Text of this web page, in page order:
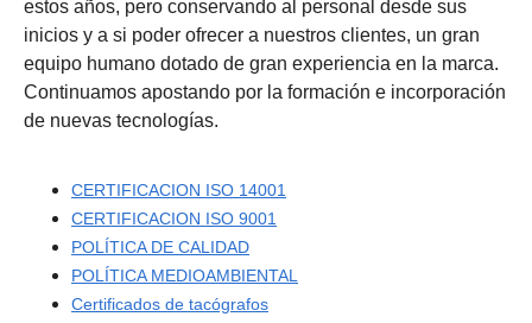
estos años, pero conservando al personal desde sus
inicios y a si poder ofrecer a nuestros clientes, un gran
equipo humano dotado de gran experiencia en la marca.
Continuamos apostando por la formación e incorporación
de nuevas tecnologías.
CERTIFICACION ISO 14001
CERTIFICACION ISO 9001
POLÍTICA DE CALIDAD
POLÍTICA MEDIOAMBIENTAL
Certificados de tacógrafos